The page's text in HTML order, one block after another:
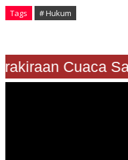
Tags # Hukum
Cuaca